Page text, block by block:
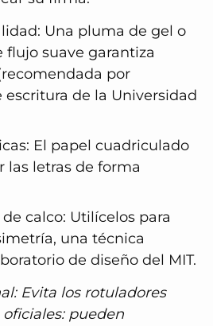
: Una pluma de gel o
flujo suave garantiza
por
escritura de la Universidad
: El papel cuadriculado
las letras de forma
de calco: Utilícelos para
una técnica
de diseño del MIT.
Evita los rotuladores
pueden